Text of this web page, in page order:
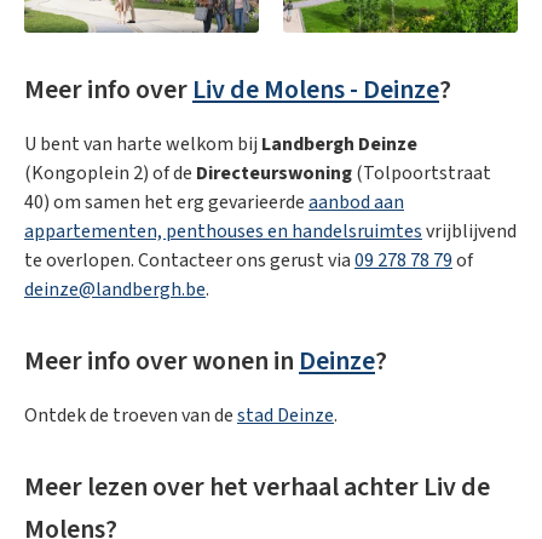
Meer info overLiv de Molens - Deinze?
U bent van harte welkom bij Landbergh Deinze
(Kongoplein 2) of de Directeurswoning(Tolpoortstraat
40) om samen het erg gevarieerdeaanbod aan
appartementen, penthouses en handelsruimtesvrijblijvend
te overlopen. Contacteer ons gerust via09 278 78 79of
deinze@landbergh.be.
Meer info over wonen in Deinze?
Ontdek de troeven van destad Deinze.
Meer lezen over het verhaal achter Liv de
Molens?